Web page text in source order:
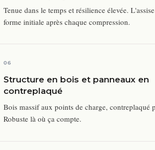
Tenue dans le temps et résilience élevée.
forme initiale après chaque compression.
06
Structure en bois et panneaux en
contreplaqué
Bois massif aux points de charge, contreplaqué
Robuste là où ça compte.